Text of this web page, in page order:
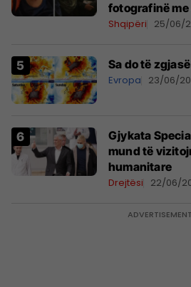
fotografinë
Iranit
Shqipëri 25/06/
Sa do të
Evropa 23/06/
​Gjykata
mund të
humanitare
Drejtësi 22/06/